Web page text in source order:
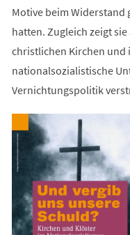
Motive beim Widerstand
hatten. Zugleich zeigt
christlichen Kirchen und
nationalsozialistische
Vernichtungspolitik